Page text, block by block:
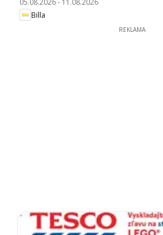
05.08.2026- 11.08.2026
Billa
REKLAMA